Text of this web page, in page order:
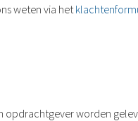
weten via het
opdrachtgever worden